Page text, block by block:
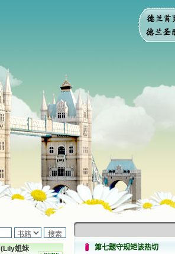
姐妹
第七题守规矩该热切